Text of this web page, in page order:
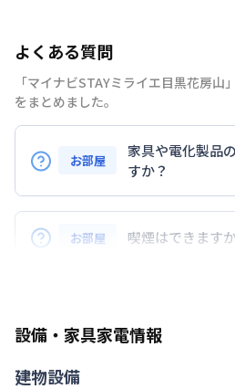
禁煙・喫煙
定員
2名
次回更新日
情報更新日より
よくある質問
「マイナビSTAYミライエ目黒花房
をまとめました。
お部屋
家具や電化製品
すか？
お持ち込みいただけます。
ただし、標準設備として部屋に
以外の扱いについては当社では
また、お持ち込みいただいた
お部屋 喫煙はできます
設備・家具家電情報
建物設備